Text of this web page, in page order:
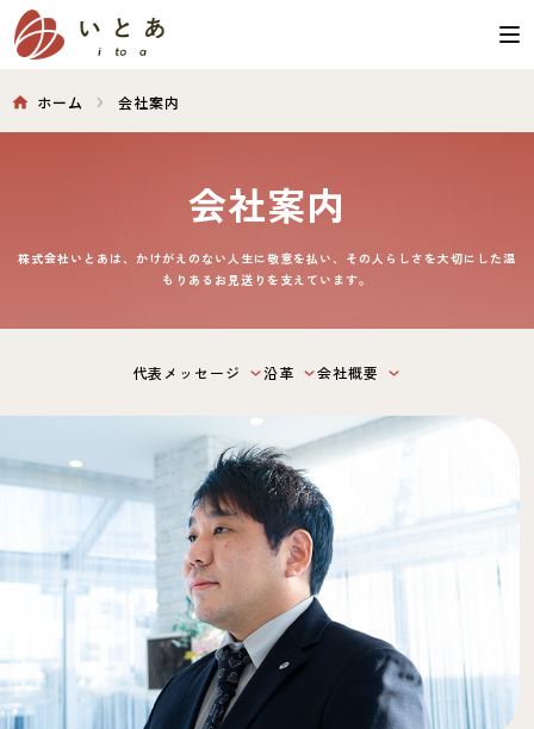
ホーム 会社案内
会社案内
株式会社いとあは、かけがえのない人生に敬意を払い、その人らしさを大切にした温
もりあるお見送りを支えています。
代表メッセージ 沿革 会社概要